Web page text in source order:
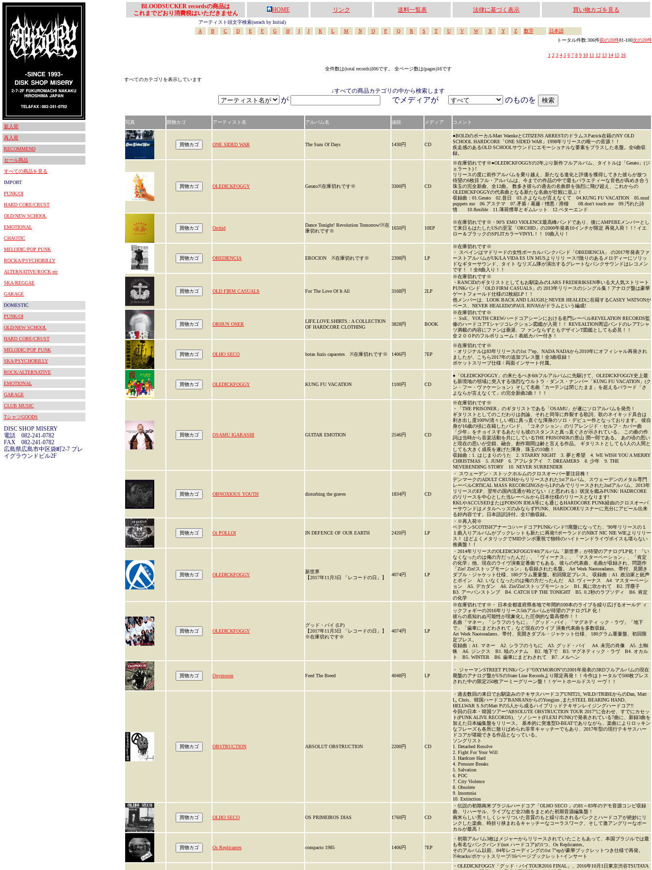
新入荷
再入荷
RECOMMEND
セール商品
すべての商品を見る
IMPORT
PUNK/OI
HARD CORE/CRUST
OLD/NEW SCHOOL
EMOTIONAL
CHAOTIC
MELODIC/POP PUNK
ROCKA/PSYCHOBILLY
ALTERNATIVE/ROCK etc
SKA/REGGAE
GARAGE
DOMESTIC
PUNK/OI
OLD/NEW SCHOOL
HARD CORE/CRUST
MELODIC/POP PUNK
SKA/PSYCHOBILLY
ROCK/ALTERNATIVE
EMOTIONAL
GARAGE
CLUB MUSIC
TシャツGOODS
DISC SHOP MISERY
電話 082-241-0782
FAX 082-241-0782
広島県広島市中区袋町2-7 プレ
イグラウンドビル2F
BLOODSUCKER recordsの商品は
これまでどおり消費税はいただきません
HOME リンク 送料一覧表 法律に基づく表示 買い物カゴを見る
アーティスト頭文字検索(serach by Initial)
A
B C D E F G H I J K L M N O P Q R S T U V W X Y Z 数字
日本語
トータル件数:306件前の20件81-100次の20件
1 2 3 4 5 6 7 8 9 10 11 12 13 14 15 16
全件数は(total records)306です。 全ページ数は(pages)16です
すべてのカテゴリを表示しています
↓すべての商品カテゴリの中から検索します
が でメディアが のものを
写真 買物カゴ アーティスト名 アルバム名 値段 メディア コメント
ONE SIDED WAR The Sum Of Days 1430円 CD
●BOLDのボーカルMatt WarnkeとCITIZENS ARRESTのドラムスPatrick在籍のNY OLD
SCHOOL HARDCORE「ONE SIDED WAR」1998年リリースの唯一の音源！！
疾走感のあるOLD SCHOOLサウンドにエモーショナルな要素をプラスした名盤。全6曲収
録。
OLEDICKFOGGY Gerato※在庫切れです※ 3300円 CD
※在庫切れです※●OLEDICKFOGGYの2年ぶり新作フルアルバム、タイトルは「Gerato」(ジ
ェラート)！
リリースの度に前作アルバムを乗り越え、新たなる進化と評価を獲得してきた彼らが放つ
待望の6枚目フル・アルバムは、今までの作品の中で最もバラエティーな音色が犇めき合う
珠玉の完全新曲、全12曲。 数多き彼らの過去の名曲群を強烈に飛び超え、これからの
OLEDICKFOGGYの代表曲となる新たな名曲が壮観に並ぶ！
収録曲：01.Gerato 02.昔日 03.さよならが言えなくて 04.KUNG FU VACATION 05.mud
puppets me 06.アステマ 07.矛盾 / 葛藤 / 憎悪 / 滑稽 08.don't touch me 09.汚れた詩
情 10.flexible 11.薄荷煙草とギムレット 12.ベターエンド
Orchid
Dance Tonight! Revolution Tomorrow!※在
庫切れです※
1650円 10EP
※在庫切れです※・90'S EMO VIOLENCE最高峰バンドであり、後にAMPEREメンバーとし
て来日もはたしたUSの至宝「ORCHID」の2000年発表10インチが限定 再発入荷！！! イエ
ロー＆ブラックのSPLITカラーVINYL！！ 10曲入り！
OBEDIENCIA EROCION ※在庫切れです※ 2398円 LP
※在庫切れです※
・ スペインはマドリードの女性ボーカルパンクバンド「OBEDIENCIA」 の2017年発表ファ
ーストアルバムがUK/LA VIDA ES UN MUSよりリリ ース!!陰りのあるメロディーにソリッ
ドなギターサウンド、タイト なリズム隊が演出するグレートなパンクサウンドはレコメン
です！ ！全8曲入り！！
OLD FIRM CASUALS For The Love Of It All 3168円 2LP
※在庫切れです※
・RANCIDのギタリストとしてもお馴染みのLARS FREDERIKSEN率いる大人気ストリート
PUNKバンド「OLD FIRM CASUALS」の 2013年リリースのシングル集！アナログ盤は豪華
ゲートフォールド仕様の2枚組LP！！
他メンバーは、LOOK BACK AND LAUGHとNEVER HEALEDに在籍するCASEY WATSONが
ベース、NEVER HEALEDのPAUL RIVASがドラムという編成!
ORHUN ONER
LIFE.LOVE.SHIRTS.: A COLLECTION
OF HARDCORE CLOTHING
3828円 BOOK
※在庫切れです※
・ SxE、YOUTH CREWハードコアシーンにおける名門レーベルREVELATION RECORDS監
修のハードコアTシャツコレクション図鑑が入荷！！ REVEALTION周辺バンドのレアTシャ
ツ満載の内容にファンは垂涎、フ ァンならずともデザインT図鑑としても必見！！
全２００Pのフルボリューム！表紙カバー付き！
OLHO SECO botas fuzis capacetes ※在庫切れです※ 1406円 7EP
※在庫切れです※
・オリジナルは83年リリースの1st 7"ep。NADA NADAから2010年にオフィシャル再発され
ましたが、こちら2017年の追加プレス盤！全3曲収録！
ポケットスリーブ仕様 / 両面インサート付属。
OLEDICKFOGGY KUNG FU VACATION 1100円 CD
●「OLEDICKFOGGY」の来たるべき6thフルアルバムに先駆けて、OLEDICKFOGGY史上最
も新境地の領域に突入する強烈なウルトラ・ダンス・ナンバー「KUNG FU VACATION」(ク
ン・フー・ヴァケーション）そして名曲「カーテンは閉じたまま」を超えるバラード「さ
よならが言えなくて」の完全新曲2曲！！！
OSAMU IGARASHI GUITAR EMOTION 2546円 CD
※在庫切れです※
・「THE PRISONER」のギタリストである「OSAMU」が遂にソロアルバムを発売！
ギタリストとしてのこだわりは勿論、それと同等に炸裂する歌詞、歌のネイキッド具合は
剥き出し度100%!清々しい程に真っ直ぐな渾身のソロ・デビュー作となっております。 彼自
身が16歳の頃に在籍したバンド、「コネクション」のリアレンジド・セルフ・カバー曲
「少年」をチョイスするあたりも彼のスタンスと真っ直ぐさが示されている。 この曲の作
詞は当時から音楽活動を共にしているTHE PRISONERの景山 潤一郎である。 あの頃の思い
と現在の思いが交錯、融合、創作期間は齢と言える作品。 ギタリストとしても1人の人間と
しても大きく成長を遂げた渾身、珠玉の10曲！
収録曲：1. はじまりのうた 2. STARRY NIGHT 3. 夢と希望 4. WE WISH YOU A MERRY
CHRISTMAS 5. JUMP 6. アフレタアイ 7. DREAMERS 8. 少年 9. THE
NEVERENDING STORY 10. NEVER SURRENDER
OBNOXIOUS YOUTH disturbing the graves 1834円 CD
・ スウェーデン・ストックホルムのクロスオーバー要注目株！
デンマークのADULT CRUSHからリリースされた1stアルバム、スウェーデンのメタル専門
レーベルCRTICAL MASS RECORGINGSからLPのみでリリースされた2ndアルバム、2013年
リリースのEP、翌年の国内流通が殆どない（と思われる）状況を鑑みPUNK/ HADRCORE
のリリースを中心とした当レーベルから日本仕様のリリースとなります!
RKLやACCUSEDまたはPOISON IDEA等にも通じるHARDCORE PUNK経由のクロスオーバ
ーサウンドはメタルヘッズのみならずPUNK、HARDCOREリスナーに充分にアピール出来
る好内容です。日本語訳詩付。全17曲収録。
Oi POLLOI IN DEFENCE OF OUR EARTH 2420円 LP
・※再入荷※
ベテランSCOTISHアナーコ/ハードコアPUNKバンド!!廃盤になってた、'90年リリースの１
１曲入りアルバムがブックレットも新たに再発!!ポーランドのNIKT NIC NIE WIEよりリリー
ス！ ほどよくメタリックでMIDテンポ重視で独特のハイトーンドライヴボイスも堪らない
推薦盤！！
OLEDICKFOGGY
新世界
【2017年11月3日 「レコードの日」】
4074円 LP
・2014年リリースのOLEDICKFOGGY4thアルバム「新世界」が待望のアナログLP化！ 「い
なくなったのは俺の方だったんだ」、「ヴィーナス」、「マスターベーション」、「肯定
の化学」他、現在のライヴ演奏定番曲でもある、彼らの代表曲、名曲が収録され、問題作
「Zin! Zin!ストップモーション」も収録された名盤。 Art Work Naotoradams、帯付、見開き
ダブル・ジャケット仕様、180グラム重量盤。初回限定プレス。 収録曲：A1. 政治家と銃声
とボイン A2. いなくなったのは俺の方だったんだ A3. ヴィーナス A4. マスターベーシ
ョン A5. デカダン A6. Zin!Zin!ストップモーション B1. 風に吹かれて B2. 浮塵子
B3. アーバンストンプ B4. CATCH UP THE TONIGHT B5. 0.2秒のラプソディ B6. 肯定
の化学
OLEDICKFOGGY
グッド・バイ (LP)
【2017年11月3日 「レコードの日」】
※在庫切れです※
4074円 LP
※在庫切れです※・ 日本全都道府県各地で年間約100本のライブを繰り広げるオールデ ィ
ックフォギーの2016年リリース5thアルバムが待望のアナログLP 化！
彼らの底知れぬ可能性が現象化した圧倒的な最高傑作！！
名曲「マネー」「シラフのうちに」「グッド・バイ」「マグネティ ック・ラヴ」「地下
で」「歯車にまどわされて」など現在のライブ 演奏代表曲を多数収録。
Art Work Naotoradams、帯付、見開きダブル・ジャケット仕様、 180グラム重量盤、初回限
定プレス。
収録曲：A1. マネー A2. シラフのうちに A3. グッド・バイ A4. 未完の肖像 A5. 土蜘
蛛 A6. ジンクス B1. 暁のメナム B2. 地下で B3. マグネティック・ラヴ B4. オカル
ト B5. WINTER B6. 歯車にまどわされて B7. メルヘン
Oxymoron Feed The Breed 4048円 LP
・ ジャーマンSTREET PUNKバンド”OXYMORON”の2001年発表の3RDフルアルバムの現在
廃盤のアナログ盤がUSのState Line Recordsより限定再発！！今作はトータルで500枚プレス
された中の限定250枚アーミーグリーン盤！！ゲートホールドスリ ーヴ！！
OBSTRUCTION ABSOLUT OBSTRUCTION 2200円 CD
・過去数回の来日でお馴染みのテキサスハードコアUNIT21, WILD//TRIBEからのDan, Matt
L, Chris、韓国ハードコアBANRANからのYongjun ,またSTEEL BEARING HAND、
HELLWAR S.SのMatt Pの5人から成るハイブリッドテキサンレイジングハードコア!!
今回の日本・韓国ツアー“ABSOLUTE OBSTRUCTION TOUR 2017”に合わせ、すでにカセッ
ト(PUNK ALIVE RECORDS)、ソノシート(FLEXI PUNK)で発表されている7曲に、新録3曲を
加えた日本編集盤をリリース。 基本的に突進型D-BEATでありながら、楽曲によりロッキン
なフレーズも各所に散りばめられ非常キャッチーでもあり、2017年型の現行テキサスハー
ドコアが堪能できる作品となっている。
ソングリスト
1. Detached Resolve
2. Fight For Your Will
3. Hardcore Hard
4. Pressure Breaks
5. Salvation
6. POC
7. City Violence
8. Obsolete
9. Insomnia
10. Extinction
OLHO SECO OS PRIMEIROS DIAS 1760円 CD
・伝説の初期南米ブラジルハードコア「OLHO SECO 」の81～83年のデモ音源コンピ収録
曲、リハーサル、ライブなど全23曲をまとめた初期音源編集盤！
南米らしい荒々しくシャリついた音質のもと繰り出されるパンクとハードコアが絶妙にリ
ンクした楽曲、時折り挟まれるキャッチーなコーラスワーク、そして激アングリーなボー
カルが最高！
Os Replicantes compacto 1985 1406円 7EP
・初期アルバム3枚はメジャーからリリースされていたこともあって、本国ブラジルでは最
も有名なパンクバンド(not ハードコア)の1つ、Os Replicantes。
そのアルバム以前、84年レコーディングの1st 7"epが豪華ブックレットつき仕様で再発。
※4tracks/ポケットスリーブ/16ページブックレット+インサート
・OLEDICKFOGGY「グッド・バイTOUR2016 FINAL」、2016年10月1日東京渋谷TSUTAYA